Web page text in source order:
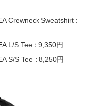
Crewneck Sweatshirt：
L/S Tee：9,350円
S/S Tee：8,250円